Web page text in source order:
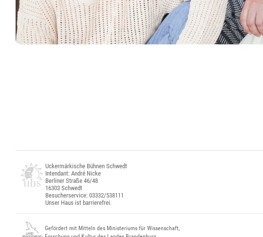
Uckermärkische Bühnen Schwedt
Intendant: André Nicke
Berliner Straße 46/48
16303 Schwedt
Besucherservice: 03332/538111
Unser Haus ist barrierefrei.
Gefördert mit Mitteln des Ministeriums für Wissenschaft,